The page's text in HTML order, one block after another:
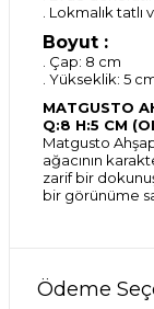
. Lokmalık
Boyut :
. Çap: 8 cm
. Yükseklik: 5
MATGUSTO
Q:8 H:5 CM
Matgusto
ağacının
zarif bir
bir görünüme
Ödeme